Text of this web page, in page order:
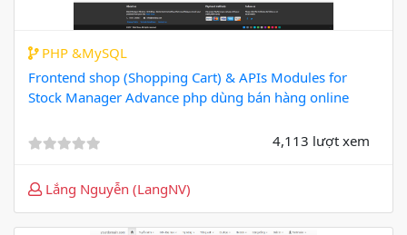
PHP &MySQL
Frontend shop (Shopping Cart) & APIs Modules for
Stock Manager Advance php dùng bán hàng online
4,113 lượt xem
Lắng Nguyễn (LangNV)